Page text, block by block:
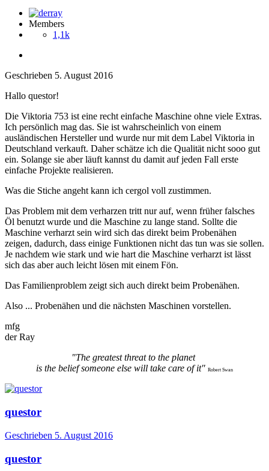
Members
1,1k
Geschrieben 5. August 2016
Hallo questor!
Die Viktoria 753 ist eine recht einfache Maschine ohne viele Extras.
Ich persönlich mag das. Sie ist wahrscheinlich von einem
ausländischen Hersteller und wurde nur mit dem Label Viktoria in
Deutschland verkauft. Daher schätze ich die Qualität nicht sooo gut
ein. Solange sie aber läuft kannst du damit auf jeden Fall erste
einfache Projekte realisieren.
Was die Stiche angeht kann ich cergol voll zustimmen.
Das Problem mit dem verharzen tritt nur auf, wenn früher falsches
Öl benutzt wurde und die Maschine zu lange stand. Sollte die
Maschine verharzt sein wird sich das direkt beim Probenähen
zeigen, dadurch, dass einige Funktionen nicht das tun was sie sollen.
Je nachdem wie stark und wie hart die Maschine verharzt ist lässt
sich das aber auch leicht lösen mit einem Fön.
Das Familienproblem zeigt sich auch direkt beim Probenähen.
Also ... Probenähen und die nächsten Maschinen vorstellen.
mfg
der Ray
"The greatest threat to the planet
is the belief someone else will take care of it" Robert Swan
questor
Geschrieben 5. August 2016
questor